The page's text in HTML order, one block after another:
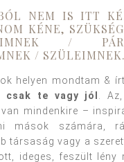
NEM IS ITT
KÉNE,
/
/ SZÜLEIMNEK.
helyen mondtam &
csak te vagy jól .
mindenkire –
mások számára,
társaság vagy a
ideges, feszült lény